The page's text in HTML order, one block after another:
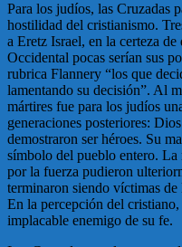
Para los judíos, las Cruzadas
hostilidad del cristianismo.
a Eretz Israel, en la certeza
Occidental pocas serían sus
rubrica Flannery “los que
lamentando su decisión”. Al
mártires fue para los judíos
generaciones posteriores:
demostraron ser héroes. Su
símbolo del pueblo entero.
por la fuerza pudieron
terminaron siendo víctimas de
En la percepción del
implacable enemigo de su fe.